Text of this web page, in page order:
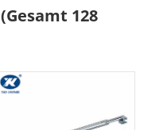
(Gesamt 128